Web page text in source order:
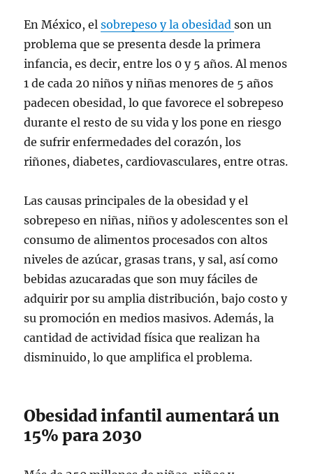
En México, elsobrepeso y la obesidadson un
problema que se presenta desde la primera
infancia, es decir, entre los 0 y 5 años. Al menos
1 de cada 20 niños y niñas menores de 5 años
padecen obesidad, lo que favorece el sobrepeso
durante el resto de su vida y los pone en riesgo
de sufrir enfermedades del corazón, los
riñones, diabetes, cardiovasculares, entre otras.
Las causas principales de la obesidad y el
sobrepeso en niñas, niños y adolescentes son el
consumo de alimentos procesados con altos
niveles de azúcar, grasas trans, y sal, así como
bebidas azucaradas que son muy fáciles de
adquirir por su amplia distribución, bajo costo y
su promoción en medios masivos. Además, la
cantidad de actividad física que realizan ha
disminuido, lo que amplifica el problema.
Obesidad infantil aumentará un
15% para 2030